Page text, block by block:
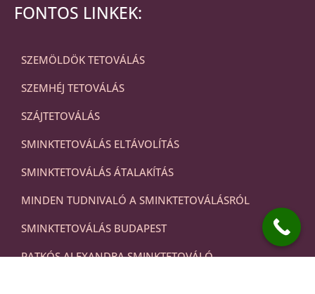
FONTOS LINKEK:
SZEMÖLDÖK TETOVÁLÁS
SZEMHÉJ TETOVÁLÁS
SZÁJTETOVÁLÁS
SMINKTETOVÁLÁS ELTÁVOLÍTÁS
SMINKTETOVÁLÁS ÁTALAKÍTÁS
MINDEN TUDNIVALÓ A SMINKTETOVÁLÁSRÓL
SMINKTETOVÁLÁS BUDAPEST
PATKÓS ALEXANDRA SMINKTETOVÁLÓ